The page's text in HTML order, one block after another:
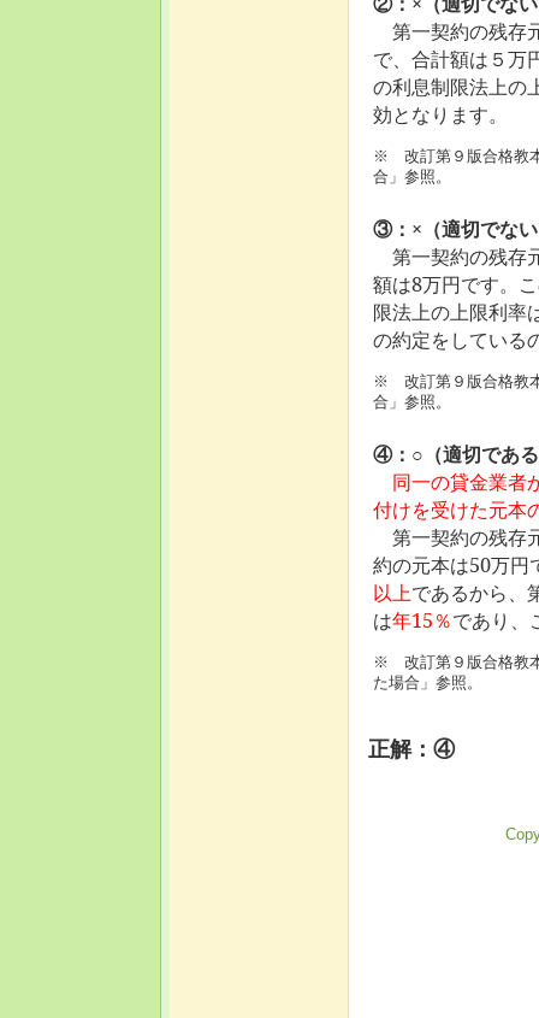
第一契約の残存
で、合計額は５万
の利息制限法上の
効となります。
※ 改訂第９版合格教
合」参照。
③：×（適切でな
第一契約の残存
額は8万円です。
限法上の上限利率
の約定をしている
※ 改訂第９版合格教
合」参照。
④：○（適切であ
同一の貸金業者
付けを受けた元本
第一契約の残存
約の元本は50万円
以上であるから、
は年15％であり、
※ 改訂第９版合格教
た場合」参照。
正解：④